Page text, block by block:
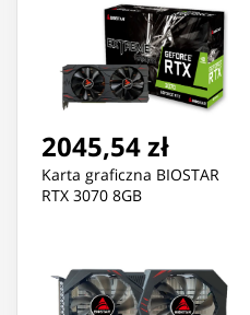
2045,54 zł
Karta graficzna BIOSTAR
RTX 3070 8GB